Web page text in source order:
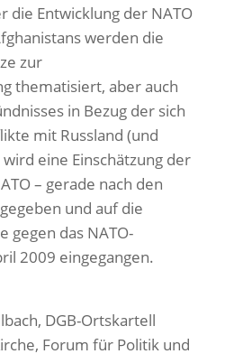
die Entwicklung der NATO
werden die
zur
thematisiert, aber auch
in Bezug der sich
mit Russland (und
eine Einschätzung der
– gerade nach den
und auf die
gegen das NATO-
2009 eingegangen.
DGB-Ortskartell
Forum für Politik und